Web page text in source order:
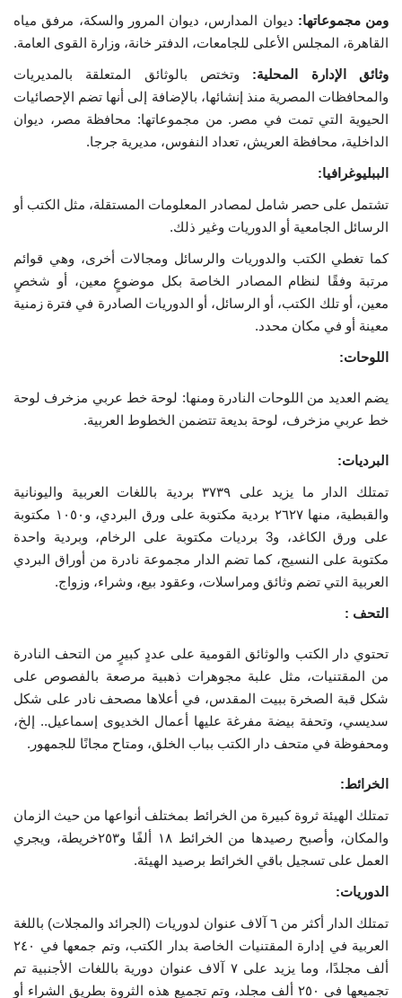
ومن مجموعاتها: ديوان المدارس، ديوان المرور والسكة، مرفق مياه
القاهرة، المجلس الأعلى للجامعات، الدفتر خانة، وزارة القوى العامة.
وثائق الإدارة المحلية: وتختص بالوثائق المتعلقة بالمديريات
والمحافظات المصرية منذ إنشائها، بالإضافة إلى أنها تضم الإحصائيات
الحيوية التي تمت في مصر. من مجموعاتها: محافظة مصر، ديوان
الداخلية، محافظة العريش، تعداد النفوس، مديرية جرجا.
الببليوغرافيا:
تشتمل على حصر شامل لمصادر المعلومات المستقلة، مثل الكتب أو
الرسائل الجامعية أو الدوريات وغير ذلك.
كما تغطي الكتب والدوريات والرسائل ومجالات أخرى، وهي قوائم
مرتبة وفقًا لنظام المصادر الخاصة بكل موضوعٍ معين، أو شخصٍ
معين، أو تلك الكتب، أو الرسائل، أو الدوريات الصادرة في فترة زمنية
معينة أو في مكان محدد.
اللوحات:
يضم العديد من اللوحات النادرة ومنها: لوحة خط عربي مزخرف لوحة
خط عربي مزخرف، لوحة بديعة تتضمن الخطوط العربية.
البرديات:
تمتلك الدار ما يزيد على ٣٧٣٩ بردية باللغات العربية واليونانية
والقبطية، منها ٢٦٢٧ بردية مكتوبة على ورق البردي، و١٠٥٠ مكتوبة
على ورق الكاغد، و3 برديات مكتوبة على الرخام، وبردية واحدة
مكتوبة على النسيج، كما تضم الدار مجموعة نادرة من أوراق البردي
العربية التي تضم وثائق ومراسلات، وعقود بيع، وشراء، وزواج.
التحف :
تحتوي دار الكتب والوثائق القومية على عددٍ كبيرٍ من التحف النادرة
من المقتنيات، مثل علبة مجوهرات ذهبية مرصعة بالفصوص على
شكل قبة الصخرة ببيت المقدس، في أعلاها مصحف نادر على شكل
سديسي، وتحفة بيضة مفرغة عليها أعمال الخديوى إسماعيل.. إلخ،
ومحفوظة في متحف دار الكتب بباب الخلق، ومتاح مجانًا للجمهور.
الخرائط:
تمتلك الهيئة ثروة كبيرة من الخرائط بمختلف أنواعها من حيث الزمان
والمكان، وأصبح رصيدها من الخرائط ١٨ ألفًا و٢٥٣خريطة، ويجري
العمل على تسجيل باقي الخرائط برصيد الهيئة.
الدوريات:
تمتلك الدار أكثر من ٦ آلاف عنوان لدوريات (الجرائد والمجلات) باللغة
العربية في إدارة المقتنيات الخاصة بدار الكتب، وتم جمعها في ٢٤٠
ألف مجلدًا، وما يزيد على ٧ آلاف عنوان دورية باللغات الأجنبية تم
تجميعها في ٢٥٠ ألف مجلد، وتم تجميع هذه الثروة بطريق الشراء أو